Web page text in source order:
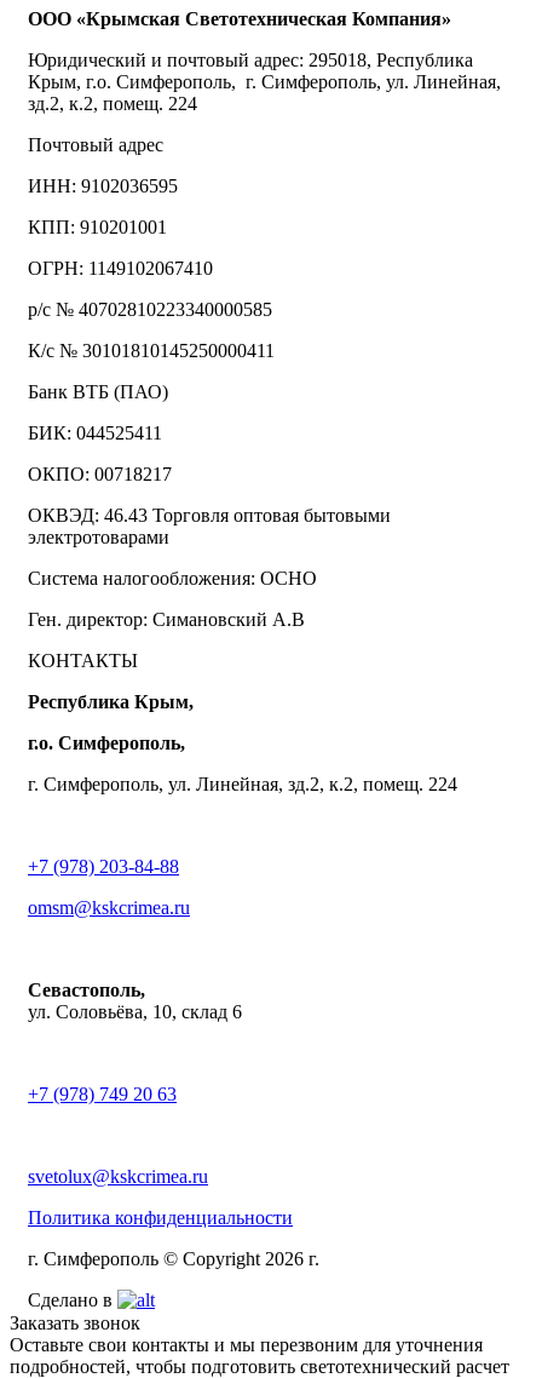
ООО «Крымская Светотехническая Компания»
Юридический и почтовый адрес: 295018, Республика
Крым, г.о. Симферополь, г. Симферополь, ул. Линейная,
зд.2, к.2, помещ. 224
Почтовый адрес
ИНН: 9102036595
КПП: 910201001
ОГРН: 1149102067410
р/с № 40702810223340000585
К/с № 30101810145250000411
Банк ВТБ (ПАО)
БИК: 044525411
ОКПО: 00718217
ОКВЭД: 46.43 Торговля оптовая бытовыми
электротоварами
Система налогообложения: ОСНО
Ген. директор: Симановский А.В
КОНТАКТЫ
Республика Крым,
г.о. Симферополь,
г. Симферополь, ул. Линейная, зд.2, к.2, помещ. 224
+7 (978) 203-84-88
omsm@kskcrimea.ru
Севастополь,
ул. Соловьёва, 10, склад 6
+7 (978) 749 20 63
svetolux@kskcrimea.ru
Политика конфиденциальности
г. Симферополь © Copyright 2026 г.
Сделано в
Заказать звонок
Оставьте свои контакты и мы перезвоним для уточнения
подробностей, чтобы подготовить светотехнический расчет